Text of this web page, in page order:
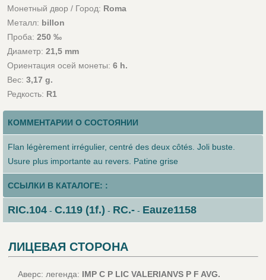
Монетный двор / Город: Roma
Металл: billon
Проба: 250 ‰
Диаметр: 21,5 mm
Ориентация осей монеты: 6 h.
Вес: 3,17 g.
Редкость: R1
КОММЕНТАРИИ О СОСТОЯНИИ
Flan légèrement irrégulier, centré des deux côtés. Joli buste.
Usure plus importante au revers. Patine grise
ССЫЛКИ В КАТАЛОГЕ: :
RIC.104- C.119 (1f.) - RC.-- Eauze1158
ЛИЦЕВАЯ СТОРОНА
Аверс: легенда: IMP C P LIC VALERIANVS P F AVG.